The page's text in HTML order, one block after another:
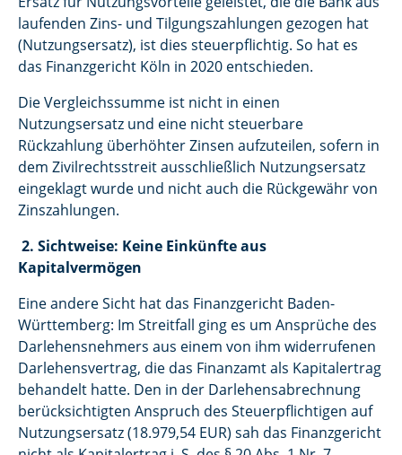
laufenden Zins- und Tilgungszahlungen gezogen hat
(Nutzungsersatz), ist dies steuerpflichtig. So hat es
das Finanzgericht Köln in 2020 entschieden.
Die Vergleichssumme ist nicht in einen
Nutzungsersatz und eine nicht steuerbare
Rückzahlung überhöhter Zinsen aufzuteilen, sofern in
dem Zivilrechtsstreit ausschließlich Nutzungsersatz
eingeklagt wurde und nicht auch die Rückgewähr von
Zinszahlungen.
2. Sichtweise: Keine Einkünfte aus
Kapitalvermögen
Eine andere Sicht hat das Finanzgericht Baden-
Württemberg: Im Streitfall ging es um Ansprüche des
Darlehensnehmers aus einem von ihm widerrufenen
Darlehensvertrag, die das Finanzamt als Kapitalertrag
behandelt hatte. Den in der Darlehensabrechnung
berücksichtigten Anspruch des Steuerpflichtigen auf
Nutzungsersatz (18.979,54 EUR) sah das Finanzgericht